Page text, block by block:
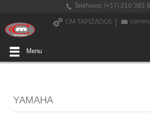
Teléfonos: (+57) 310
CM TAPIZADOS
Menu
YAMAHA